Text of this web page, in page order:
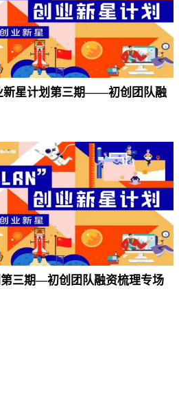
新星计划第三期——初创团队融
三期—初创团队融资梳理专场